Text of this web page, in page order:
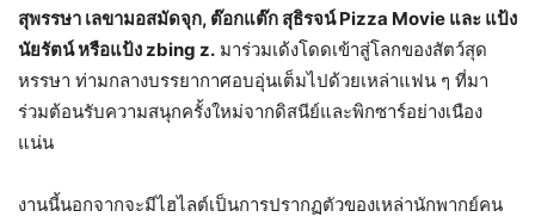
สุพรรษา เลขามอสมัดจุก, ต๊อกแต๊ก สุธิรจน์ Pizza Movie และ แป้ง
นัยรัตน์ หรือแป้ง zbing z. มาร่วมเด้งโดดเข้าสู่โลกของสัตว์สุด
หรรษา ท่ามกลางบรรยากาศอบอุ่นเต็มไปด้วยเหล่าแฟน ๆ ที่มา
ร่วมต้อนรับความสนุกครั้งใหม่จากดิสนีย์และพิกซาร์อย่างเนือง
แน่น
งานนี้นอกจากจะมีไฮไลต์เป็นการปรากฏตัวของเหล่านักพากย์คน